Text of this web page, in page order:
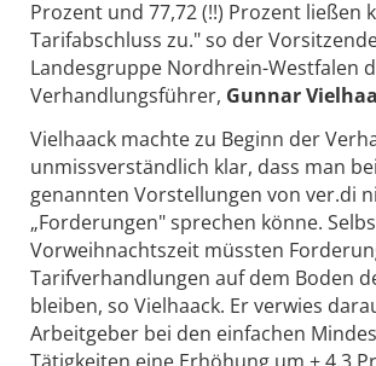
Prozent und 77,72 (!!) Prozent ließen
Tarifabschluss zu." so der
Landesgruppe Nordhrein-Westfalen
Verhandlungsführer, Gunnar
Vielhaack machte zu Beginn der
unmissverständlich klar, dass man
genannten Vorstellungen von ver.di
„Forderungen" sprechen könne.
Vorweihnachtszeit müssten
Tarifverhandlungen auf dem Boden
bleiben, so Vielhaack. Er verwies
Arbeitgeber bei den einfachen